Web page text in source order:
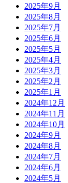
2025年9月
2025年8月
2025年7月
2025年6月
2025年5月
2025年4月
2025年3月
2025年2月
2025年1月
2024年12月
2024年11月
2024年10月
2024年9月
2024年8月
2024年7月
2024年6月
2024年5月